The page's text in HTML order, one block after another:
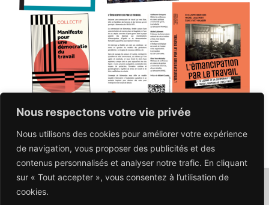
Nous respectons votre vie privée
Nous utilisons des cookies pour améliorer votre expérience
de navigation, vous proposer des publicités et des
contenus personnalisés et analyser notre trafic. En cliquant
sur « Tout accepter », vous consentez à l’utilisation de
cookies.
PRÉCÉDENT SUIVANT
NOUS CONTACTER : contact@carnetnrt.fr